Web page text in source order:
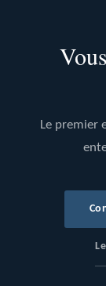
Le premier